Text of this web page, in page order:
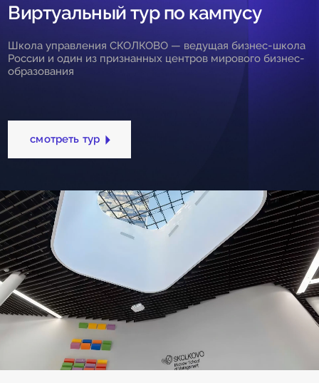
Виртуальный тур по кампусу
Школа управления СКОЛКОВО — ведущая бизнес-школа
России и один из признанных центров мирового бизнес-
образования
смотреть тур